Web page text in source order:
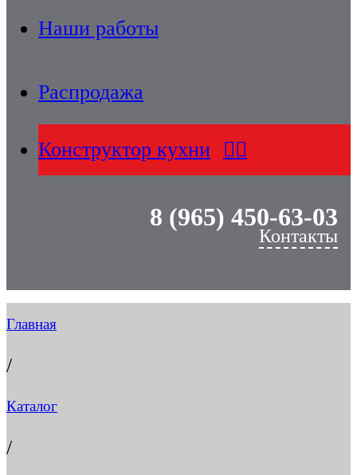
Наши работы
Распродажа
Конструктор кухни
8 (965) 450-63-03
Контакты
Главная
/
Каталог
/